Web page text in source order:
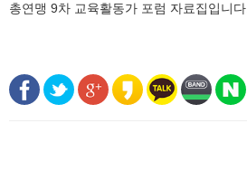
총연맹 9차 교육활동가 포럼 자료집입니다.